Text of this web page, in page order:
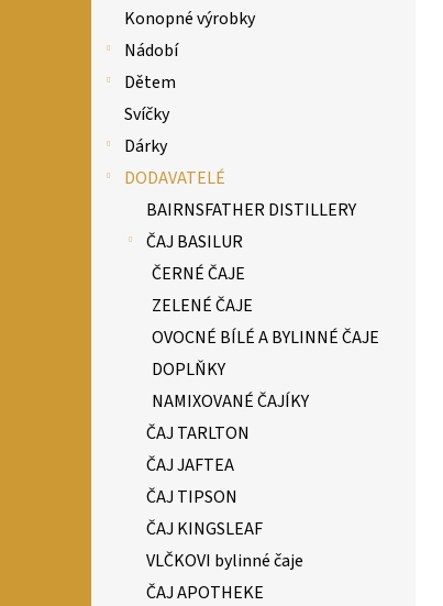
Konopné výrobky
Nádobí
Dětem
Svíčky
Dárky
DODAVATELÉ
BAIRNSFATHER DISTILLERY
ČAJ BASILUR
ČERNÉ ČAJE
ZELENÉ ČAJE
OVOCNÉ BÍLÉ A BYLINNÉ ČAJE
DOPLŇKY
NAMIXOVANÉ ČAJÍKY
ČAJ TARLTON
ČAJ JAFTEA
ČAJ TIPSON
ČAJ KINGSLEAF
VLČKOVI bylinné čaje
ČAJ APOTHEKE